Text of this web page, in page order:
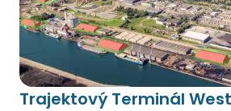
Trajektový Terminál